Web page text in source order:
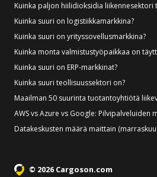
Kuinka paljon hiilidioksidia liikennesektori
Kuinka suuri on logistiikkamarkkina?
Kuinka suuri on yrityssovellusmarkkina?
Kuinka monta valmistustyöpaikkaa on
Kuinka suuri on ERP-markkinat?
Kuinka suuri teollisuussektori on?
Maailman 50 suurinta tuotantoyhtiötä
AWS vs Azure vs Google: Pilvipalveluiden
Datakeskusten määrä maittain
© 2026 Cargoson.com